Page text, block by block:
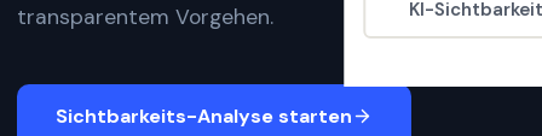
KI-
transparentem Vorgehen.
Sichtbarkeits-Analyse starten